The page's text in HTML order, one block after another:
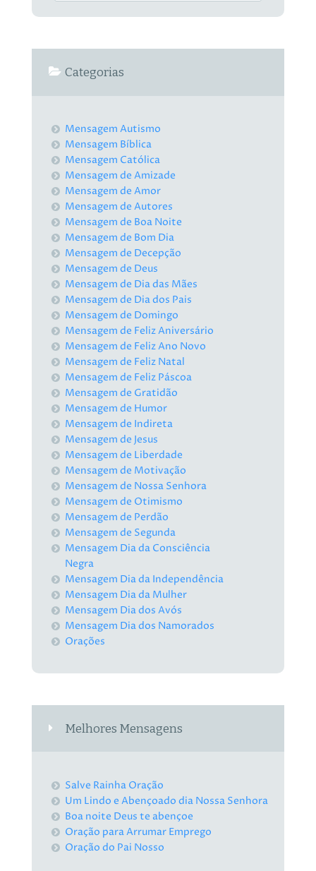
Categorias
Mensagem Autismo
Mensagem Bíblica
Mensagem Católica
Mensagem de Amizade
Mensagem de Amor
Mensagem de Autores
Mensagem de Boa Noite
Mensagem de Bom Dia
Mensagem de Decepção
Mensagem de Deus
Mensagem de Dia das Mães
Mensagem de Dia dos Pais
Mensagem de Domingo
Mensagem de Feliz Aniversário
Mensagem de Feliz Ano Novo
Mensagem de Feliz Natal
Mensagem de Feliz Páscoa
Mensagem de Gratidão
Mensagem de Humor
Mensagem de Indireta
Mensagem de Jesus
Mensagem de Liberdade
Mensagem de Motivação
Mensagem de Nossa Senhora
Mensagem de Otimismo
Mensagem de Perdão
Mensagem de Segunda
Mensagem Dia da Consciência
Negra
Mensagem Dia da Independência
Mensagem Dia da Mulher
Mensagem Dia dos Avós
Mensagem Dia dos Namorados
Orações
Melhores Mensagens
Salve Rainha Oração
Um Lindo e Abençoado dia Nossa Senhora
Boa noite Deus te abençoe
Oração para Arrumar Emprego
Oração do Pai Nosso